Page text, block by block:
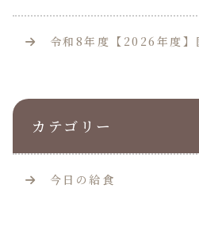
令和8年度【2026年度】
カテゴリー
今日の給食